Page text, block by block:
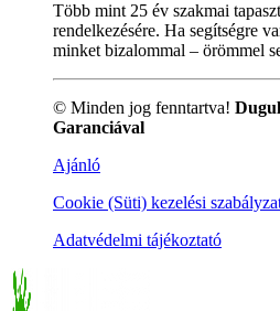
Több mint 25 év szakmai
rendelkezésére. Ha segítségre
minket bizalommal – örömmel
© Minden jog fenntartva!
Garanciával
Ajánló
Cookie (Süti) kezelési
Adatvédelmi tájékoztató